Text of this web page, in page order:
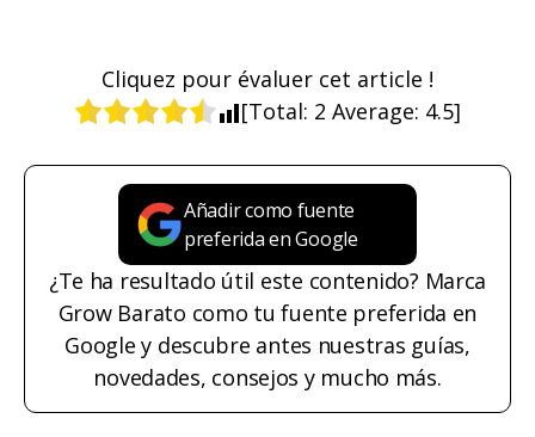
Cliquez pour évaluer cet article !
[Total: 2 Average: 4.5]
Añadir como fuente
preferida en Google
¿Te ha resultado útil este contenido? Marca
Grow Barato como tu fuente preferida en
Google y descubre antes nuestras guías,
novedades, consejos y mucho más.